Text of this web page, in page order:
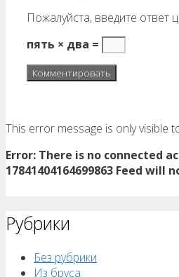
Пожалуйста, введите ответ
пять × два =
This error message is only visible
Error: There is no connected
17841404164699863 Feed will
Рубрики
Без рубрики
Из бруса